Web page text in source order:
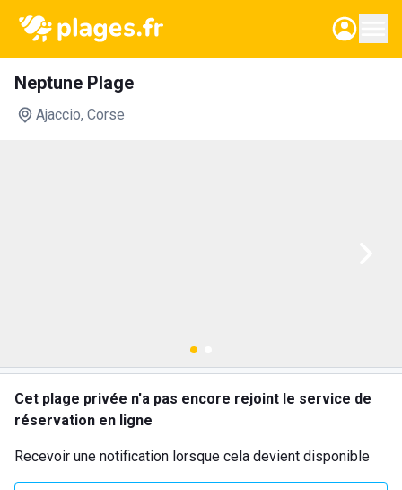
Neptune Plage
Ajaccio, Corse
Cet plage privée n'a pas encore rejoint le service de
réservation en ligne
Recevoir une notification lorsque cela devient disponible